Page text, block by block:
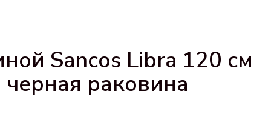
Sancos Libra 120 см
раковина